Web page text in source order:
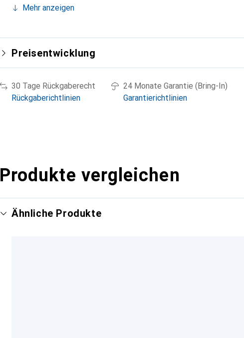
Mehr anzeigen
Preisentwicklung
30 Tage Rückgaberecht
Rückgaberichtlinien
24 Monate Garantie (Bring-In)
Garantierichtlinien
Produkte vergleichen
Ähnliche Produkte